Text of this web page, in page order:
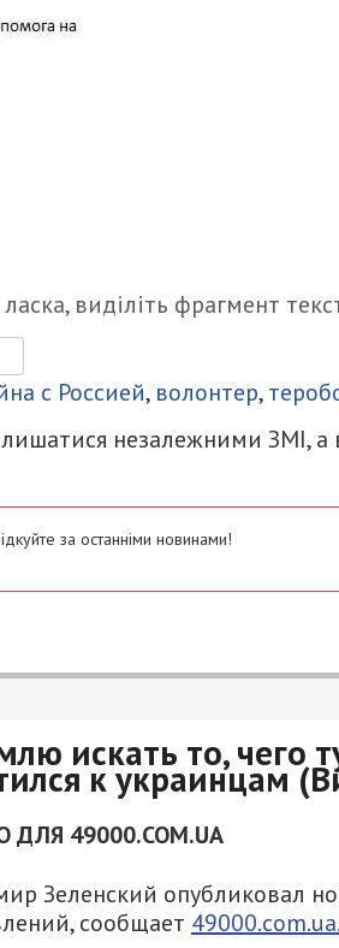
виділіть фрагмент
с Россией, волонтер,
незалежними ЗМІ, а
за останніми новинами!
искать то, чего
к украинцам
49000.COM.UA
Зеленский опубликовал
сообщает 49000.com.ua.